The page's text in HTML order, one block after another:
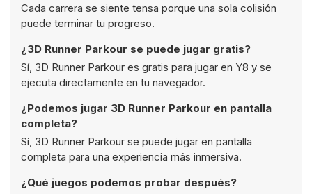
Cada carrera se siente tensa porque una sola colisión
puede terminar tu progreso.
¿3D Runner Parkour se puede jugar gratis?
Sí, 3D Runner Parkour es gratis para jugar en Y8 y se
ejecuta directamente en tu navegador.
¿Podemos jugar 3D Runner Parkour en pantalla
completa?
Sí, 3D Runner Parkour se puede jugar en pantalla
completa para una experiencia más inmersiva.
¿Qué juegos podemos probar después?